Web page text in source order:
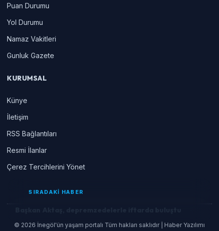
Puan Durumu
Yol Durumu
Namaz Vakitleri
Gunluk Gazete
KURUMSAL
Künye
İletişim
RSS Bağlantıları
Resmi İlanlar
Çerez Tercihlerini Yönet
© 2026 İnegöl'ün yaşam portalı Tüm hakları saklıdır | Haber Yazılımı
SIRADAKİ HABER